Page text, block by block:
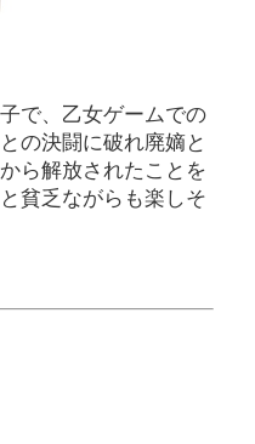
で、乙女ゲームでの
の決闘に破れ廃嫡と
ら解放されたことを
貧乏ながらも楽しそ